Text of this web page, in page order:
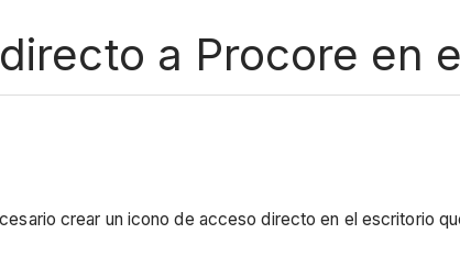
a Procore en
crear un icono de acceso directo en el escritorio